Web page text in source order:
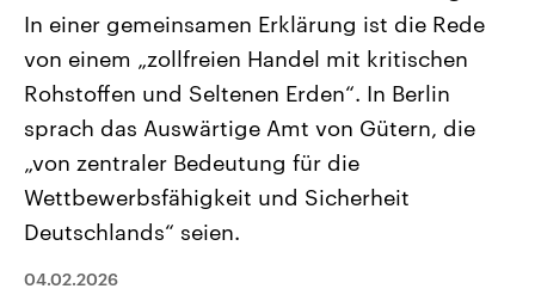
Bundesland von einer Koalition aus
CDU, SPD und FDP regiert.-
Umfragen, Prognosen,
Wahlprogramme, aktuelle Berichte
und Hintergründe zu den Parteien
und Kandidaten der anstehenden
Wahl.
mit großem Einfluss auf
aktuelle Weltgeschehen.
Sendungen Programm Podcasts
Audio-Archiv
In einer gemeinsamen Erklärung ist die Rede
von einem „zollfreien Handel mit kritischen
Rohstoffen und Seltenen Erden“. In Berlin
sprach das Auswärtige Amt von Gütern, die
„von zentraler Bedeutung für die
Wettbewerbsfähigkeit und Sicherheit
Deutschlands“ seien.
04.02.2026